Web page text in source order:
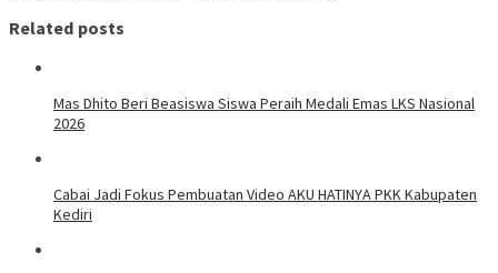
Related posts
Mas Dhito Beri Beasiswa Siswa Peraih Medali Emas LKS Nasional
2026
Cabai Jadi Fokus Pembuatan Video AKU HATINYA PKK Kabupaten
Kediri